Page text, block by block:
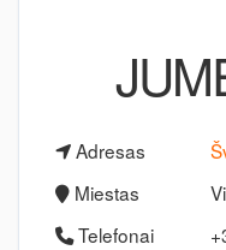
Adresas
Miestas
Telefonai